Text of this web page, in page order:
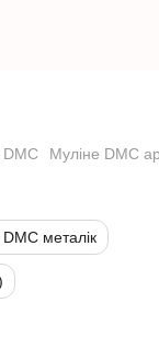
DMC Муліне DMC
металік